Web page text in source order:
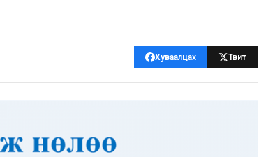
Хуваалцах Твит